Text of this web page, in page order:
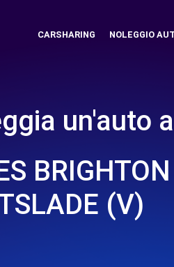
CARSHARING NOLEGGIO
un'auto a
(V)